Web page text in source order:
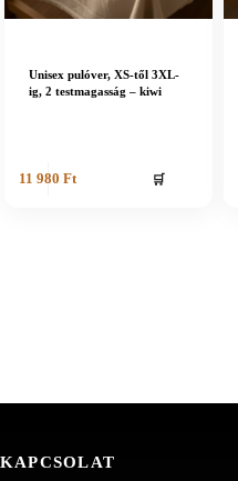
Unisex pulóver, XS-től 3XL-
ig, 2 testmagasság – kiwi
11 980Ft 🛒
KAPCSOLAT